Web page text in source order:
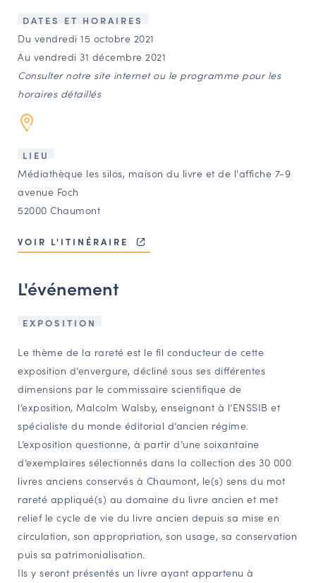
CONTACT
Agenda
Annuaire
Ressources
OFFRES D’EMPLOI ET DE STAGE
BOURSE D’ÉCHANGE
OUTILS EN LIGNE
CARTES DES NAUDIN
Espace acteurs
PORTAIL CULTURE
Comité d'Histoire Régionale
Service Inventaire et Patrimoines de la Région Grand Est
VOUS ÊTES…
Amateurs d’histoire et de patrimoine
Étudiants & chercheurs
DATES ET HORAIRES
Du vendredi 15 octobre 2021
Au vendredi 31 décembre 2021
Consulter notre site internet ou le programme pour les
horaires détaillés
LIEU
Médiathèque les silos, maison du livre et de l'affiche 7-9
avenue Foch
52000 Chaumont
VOIR L'ITINÉRAIRE
L'événement
EXPOSITION
Le thème de la rareté est le fil conducteur de cette
exposition d’envergure, décliné sous ses différentes
dimensions par le commissaire scientifique de
l’exposition, Malcolm Walsby, enseignant à l’ENSSIB et
spécialiste du monde éditorial d’ancien régime.
L’exposition questionne, à partir d’une soixantaine
d’exemplaires sélectionnés dans la collection des 30 000
livres anciens conservés à Chaumont, le(s) sens du mot
rareté appliqué(s) au domaine du livre ancien et met
relief le cycle de vie du livre ancien depuis sa mise en
circulation, son appropriation, son usage, sa conservation
puis sa patrimonialisation.
Ils y seront présentés un livre ayant appartenu à